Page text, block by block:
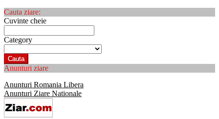
Cauta ziare:
Cuvinte cheie
Category
Cauta
Anunturi ziare
Anunturi Romania Libera
Anunturi Ziare Nationale